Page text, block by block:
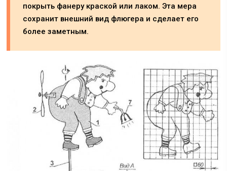
покрыть фанеру краской или лаком. Эта мера
сохранит внешний вид флюгера и сделает его
более заметным.